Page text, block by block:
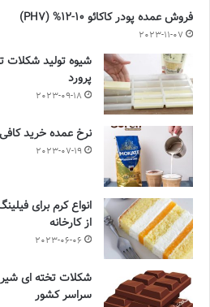
فروش عمده پودر کاکائو 10-12% (PH7)
2023-11-07
شیوه تولید شکلات
پرورد
2023-09-18
نرخ عمده خرید
2023-07-19
انواع کرم برای
از کارخانه
2023-06-06
سراسر کشور